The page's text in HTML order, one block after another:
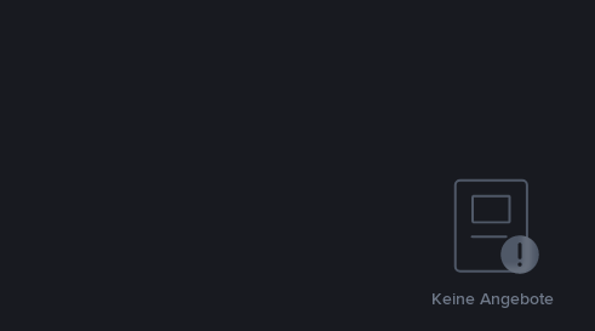
Keine Angebote